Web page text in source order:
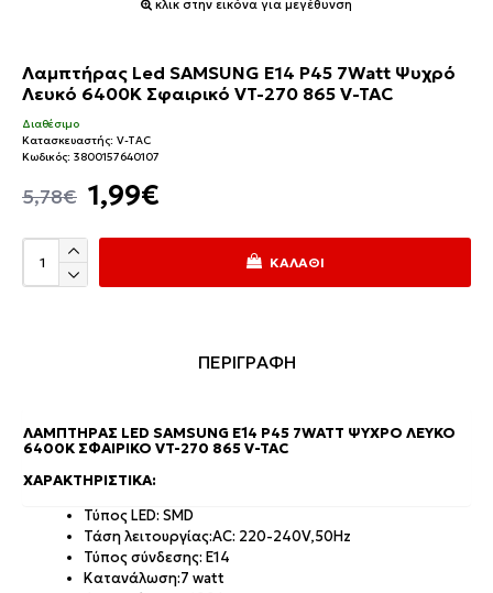
κλικ στην εικόνα για μεγέθυνση
Λαμπτήρας Led SAMSUNG E14 P45 7Watt Ψυχρό
Λευκό 6400Κ Σφαιρικό VT-270 865 V-TAC
1,99€
5,78€
Διαθέσιμο
Κατασκευαστής: V-TAC
Κωδικός: 3800157640107
ΚΑΛΆΘΙ
ΠΕΡΙΓΡΑΦΗ
ΛΑΜΠΤΉΡΑΣ LED SAMSUNG E14 P45 7WATT ΨΥΧΡΌ ΛΕΥΚΌ
6400Κ ΣΦΑΙΡΙΚΌ VT-270 865 V-TAC
ΧΑΡΑΚΤΗΡΙΣΤΙΚΆ:
Τύπος LED: SMD
Τάση λειτουργίας:AC: 220-240V,50Hz
Τύπος σύνδεσης: E14
Κατανάλωση:7 watt